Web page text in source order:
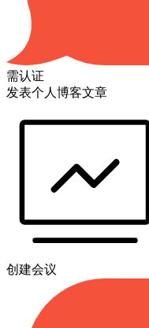
需认证
发表个人博客文章
创建会议